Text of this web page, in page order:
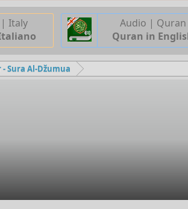
Italy
Audio | Quran
Quran in
Sura Al-Džumua